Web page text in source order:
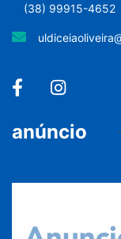
(38) 99915-4652
anúncio